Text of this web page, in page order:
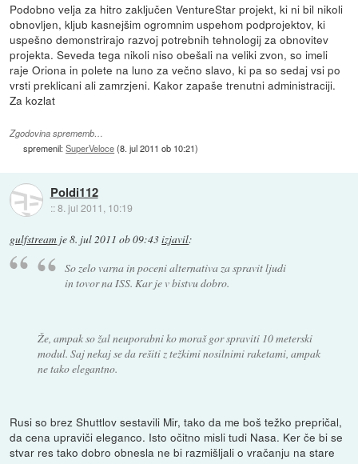
Podobno velja za hitro zaključen VentureStar projekt, ki ni bil nikoli
obnovljen, kljub kasnejšim ogromnim uspehom podprojektov, ki
uspešno demonstrirajo razvoj potrebnih tehnologij za obnovitev
projekta. Seveda tega nikoli niso obešali na veliki zvon, so imeli
raje Oriona in polete na luno za večno slavo, ki pa so sedaj vsi po
vrsti preklicani ali zamrzjeni. Kakor zapaše trenutni administraciji.
Za kozlat
Zgodovina sprememb…
spremenil:SuperVeloce(8. jul 2011 ob 10:21)
Poldi112
::8. jul 2011, 10:19
gulfstream je8. jul 2011 ob 09:43izjavil:
So zelo varna in poceni alternativa za spravit ljudi
in tovor na ISS. Kar je v bistvu dobro.
Že, ampak so žal neuporabni ko moraš gor spraviti 10 meterski
modul. Saj nekaj se da rešiti z težkimi nosilnimi raketami, ampak
ne tako elegantno.
Rusi so brez Shuttlov sestavili Mir, tako da me boš težko prepričal,
da cena upraviči eleganco. Isto očitno misli tudi Nasa. Ker če bi se
stvar res tako dobro obnesla ne bi razmišljali o vračanju na stare